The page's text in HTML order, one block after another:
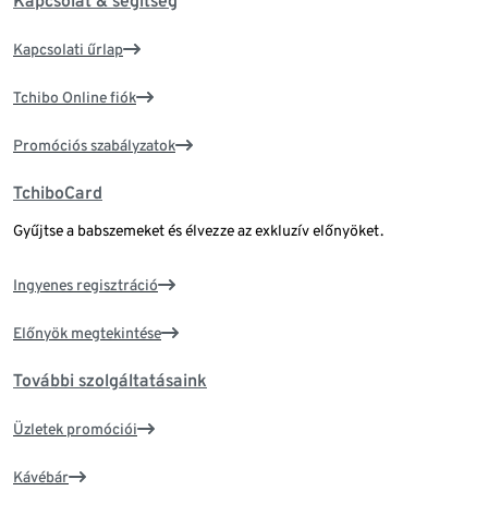
Kapcsolati űrlap
Tchibo Online fiók
Promóciós szabályzatok
TchiboCard
Gyűjtse a babszemeket és élvezze az exkluzív előnyöket.
Ingyenes regisztráció
Előnyök megtekintése
További szolgáltatásaink
Üzletek promóciói
Kávébár